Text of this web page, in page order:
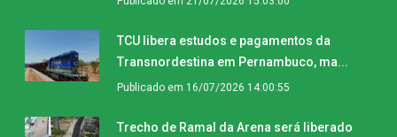
TCU libera estudos e pagamentos da
Transnordestina em Pernambuco, ma...
Publicado em 16/07/2026 14:00:55
Trecho de Ramal da Arena será liberado